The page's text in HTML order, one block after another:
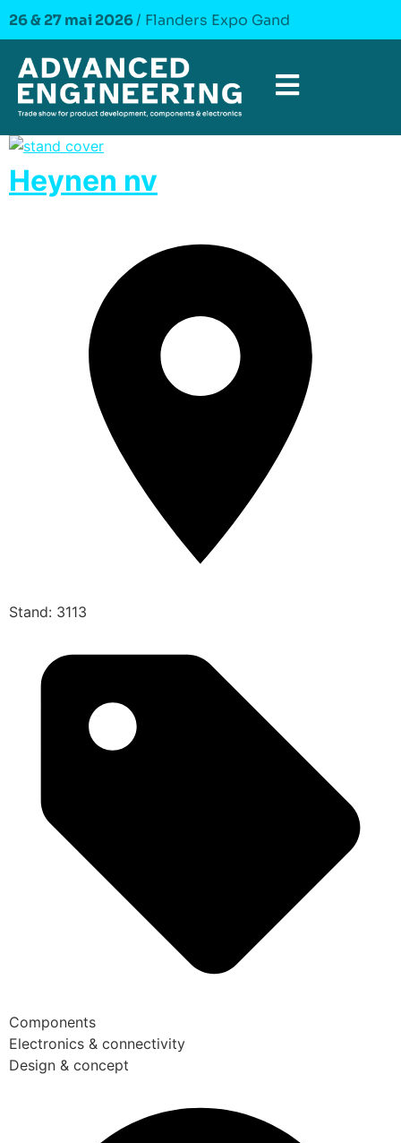
26 & 27 mai 2026/ Flanders Expo Gand
Heynen nv
Stand: 3113
Components
Electronics & connectivity
Design & concept